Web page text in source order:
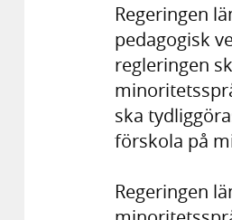
Regeringen
pedagogisk
regleringen
ska
förskola på
Regeringen